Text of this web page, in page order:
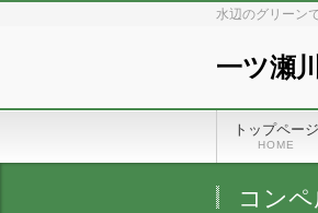
水辺のグリーン
一ツ瀬
トップページ
HOME
コン